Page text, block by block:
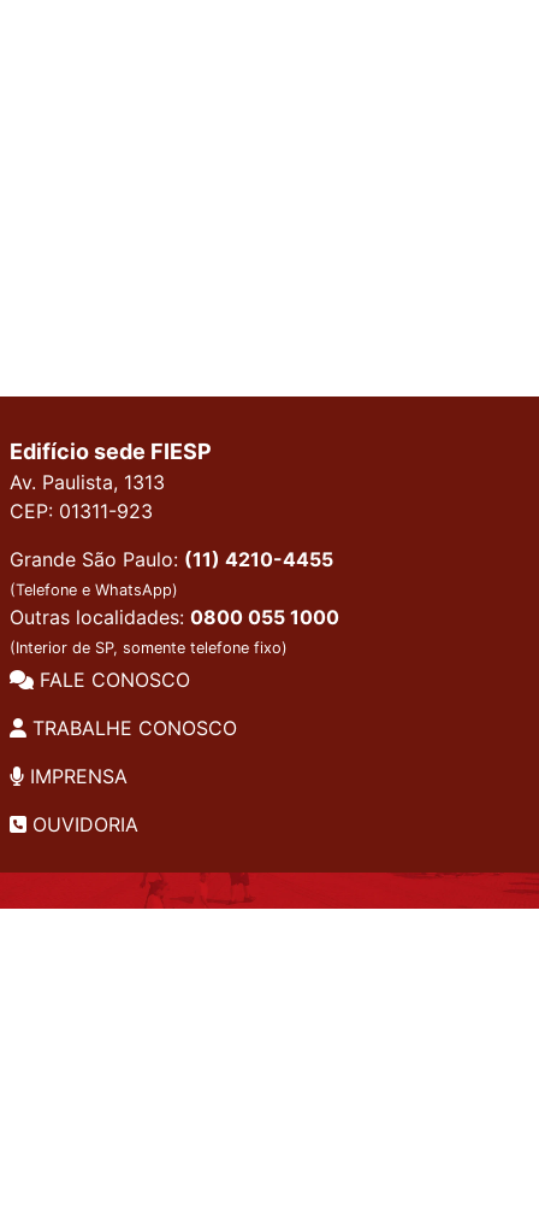
Edifício sede FIESP
Av. Paulista, 1313
CEP: 01311-923
Grande São Paulo: (11) 4210-4455
(Telefone e WhatsApp)
Outras localidades: 0800 055 1000
(Interior de SP, somente telefone fixo)
FALE CONOSCO
TRABALHE CONOSCO
IMPRENSA
OUVIDORIA